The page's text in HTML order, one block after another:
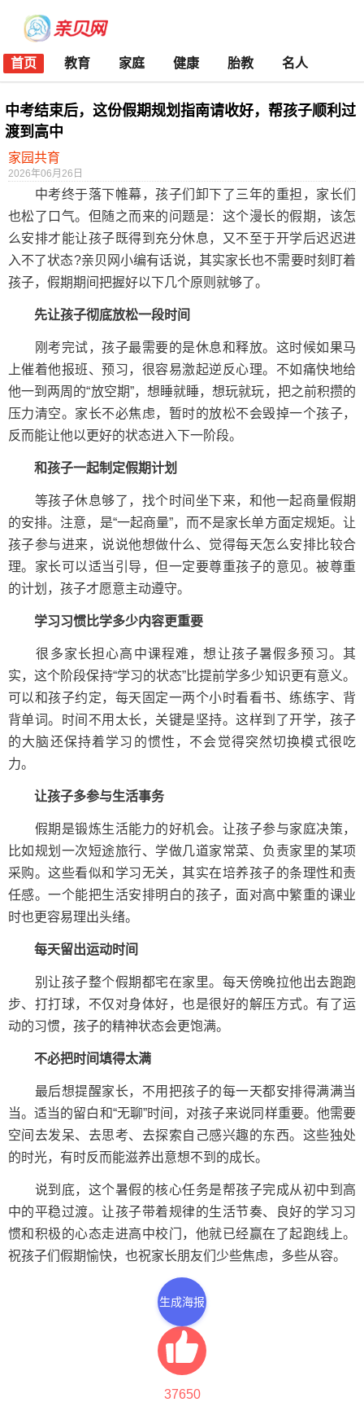
首页 教育 家庭 健康 胎教 名人
中考结束后，这份假期规划指南请收好，帮孩子顺利过
渡到高中
家园共育
2026年06月26日
中考终于落下帷幕，孩子们卸下了三年的重担，家长们
也松了口气。但随之而来的问题是：这个漫长的假期，该怎
么安排才能让孩子既得到充分休息，又不至于开学后迟迟进
入不了状态?亲贝网小编有话说，其实家长也不需要时刻盯着
孩子，假期期间把握好以下几个原则就够了。
先让孩子彻底放松一段时间
刚考完试，孩子最需要的是休息和释放。这时候如果马
上催着他报班、预习，很容易激起逆反心理。不如痛快地给
他一到两周的“放空期”，想睡就睡，想玩就玩，把之前积攒的
压力清空。家长不必焦虑，暂时的放松不会毁掉一个孩子，
反而能让他以更好的状态进入下一阶段。
和孩子一起制定假期计划
等孩子休息够了，找个时间坐下来，和他一起商量假期
的安排。注意，是“一起商量”，而不是家长单方面定规矩。让
孩子参与进来，说说他想做什么、觉得每天怎么安排比较合
理。家长可以适当引导，但一定要尊重孩子的意见。被尊重
的计划，孩子才愿意主动遵守。
学习习惯比学多少内容更重要
很多家长担心高中课程难，想让孩子暑假多预习。其
实，这个阶段保持“学习的状态”比提前学多少知识更有意义。
可以和孩子约定，每天固定一两个小时看看书、练练字、背
背单词。时间不用太长，关键是坚持。这样到了开学，孩子
的大脑还保持着学习的惯性，不会觉得突然切换模式很吃
力。
让孩子多参与生活事务
假期是锻炼生活能力的好机会。让孩子参与家庭决策，
比如规划一次短途旅行、学做几道家常菜、负责家里的某项
采购。这些看似和学习无关，其实在培养孩子的条理性和责
任感。一个能把生活安排明白的孩子，面对高中繁重的课业
时也更容易理出头绪。
每天留出运动时间
别让孩子整个假期都宅在家里。每天傍晚拉他出去跑跑
步、打打球，不仅对身体好，也是很好的解压方式。有了运
动的习惯，孩子的精神状态会更饱满。
不必把时间填得太满
最后想提醒家长，不用把孩子的每一天都安排得满满当
当。适当的留白和“无聊”时间，对孩子来说同样重要。他需要
空间去发呆、去思考、去探索自己感兴趣的东西。这些独处
的时光，有时反而能滋养出意想不到的成长。
说到底，这个暑假的核心任务是帮孩子完成从初中到高
中的平稳过渡。让孩子带着规律的生活节奏、良好的学习习
惯和积极的心态走进高中校门，他就已经赢在了起跑线上。
祝孩子们假期愉快，也祝家长朋友们少些焦虑，多些从容。
生成海报
37650